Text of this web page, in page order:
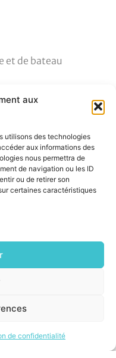
aux
utilisons des technologies
aux informations des
nous permettra de
de navigation ou les ID
ou de retirer son
certaines caractéristiques
de confidentialité
et de bateau
matériaux de
dans les déchets
régional
de matériaux
» des pages